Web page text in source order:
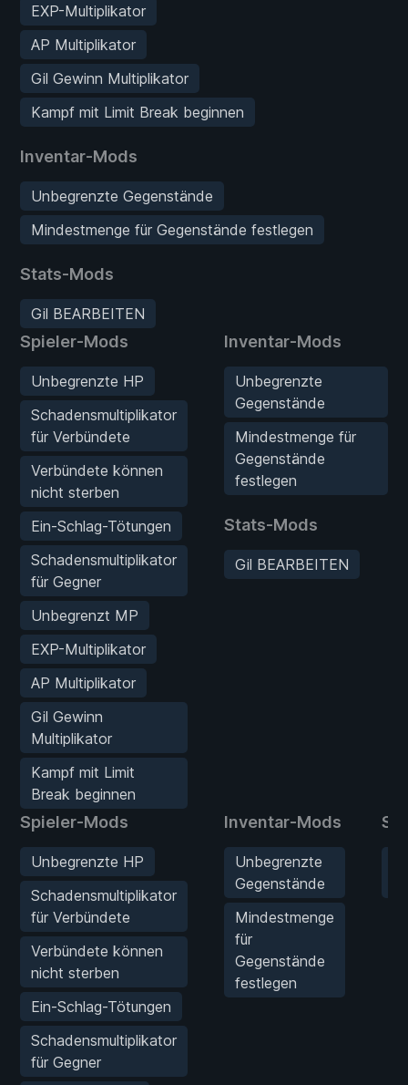
EXP-Multiplikator
AP Multiplikator
Gil Gewinn Multiplikator
Kampf mit Limit Break beginnen
Inventar-Mods
Unbegrenzte Gegenstände
Mindestmenge für Gegenstände festlegen
Stats-Mods
Gil BEARBEITEN
Spieler-Mods
Unbegrenzte HP
Schadensmultiplikator
für Verbündete
Verbündete können
nicht sterben
Ein-Schlag-Tötungen
Schadensmultiplikator
für Gegner
Unbegrenzt MP
EXP-Multiplikator
AP Multiplikator
Gil Gewinn
Multiplikator
Kampf mit Limit
Break beginnen
Inventar-Mods
Unbegrenzte
Gegenstände
Mindestmenge für
Gegenstände
festlegen
Stats-Mods
Gil BEARBEITEN
Spieler-Mods
Unbegrenzte HP
Schadensmultiplikator
für Verbündete
Verbündete können
nicht sterben
Ein-Schlag-Tötungen
Schadensmultiplikator
für Gegner
Inventar-Mods
Unbegrenzte
Gegenstände
Mindestmenge
für
Gegenstände
festlegen